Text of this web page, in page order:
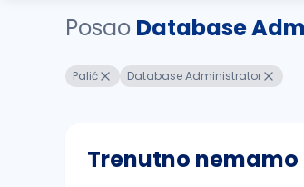
Posao Database
Palić Database Administrator
Trenutno